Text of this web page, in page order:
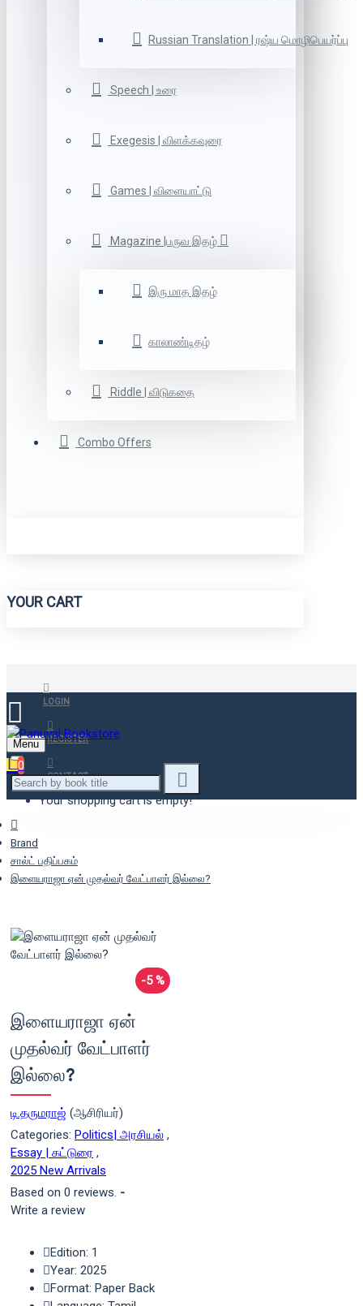
Russian Translation | ரஷ்ய மொழிபெயர்ப்பு
Speech | உரை
Exegesis | விளக்கவுரை
Games | விளையாட்டு
Magazine |பருவ இதழ்
இரு மாத இதழ்
காலாண்டிதழ்
Riddle | விடுகதை
Combo Offers
YOUR CART
LOGIN
REGISTER
CONTACT
Menu
0
Your shopping cart is empty!
Brand
சால்ட் பதிப்பகம்
இளையராஜா ஏன் முதல்வர் வேட்பாளர் இல்லை?
-5 %
இளையராஜா ஏன்
முதல்வர் வேட்பாளர்
இல்லை?
டி.தருமராஜ் (ஆசிரியர்)
Categories: Politics| அரசியல் ,
Essay | கட்டுரை ,
2025 New Arrivals
Based on 0 reviews. -
Write a review
Edition: 1
Year: 2025
Format: Paper Back